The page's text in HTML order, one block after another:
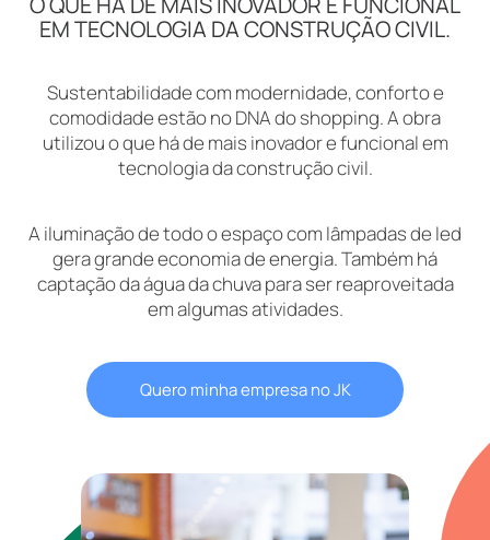
EM TECNOLOGIA DA CONSTRUÇÃO CIVIL.
Sustentabilidade com modernidade, conforto e
comodidade estão no DNA do shopping. A obra
utilizou o que há de mais inovador e funcional em
tecnologia da construção civil.
A iluminação de todo o espaço com lâmpadas de led
gera grande economia de energia. Também há
captação da água da chuva para ser reaproveitada
em algumas atividades.
Quero minha empresa no JK